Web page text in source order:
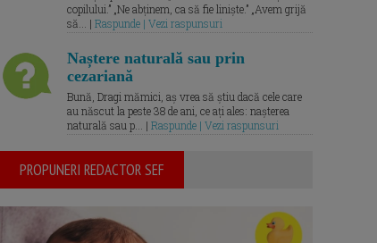
copilului.” „Ne abținem, ca să fie liniște.” „Avem grijă
să... | Raspunde | Vezi raspunsuri
Naștere naturală sau prin
cezariană
Bună, Dragi mămici, aș vrea să știu dacă cele care
au născut la peste 38 de ani, ce ați ales: nașterea
naturală sau p... | Raspunde | Vezi raspunsuri
PROPUNERI REDACTOR SEF